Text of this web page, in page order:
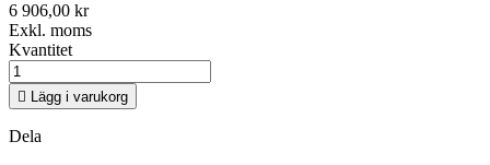
6 906,00 kr
Exkl. moms
Kvantitet
 Lägg i varukorg
Dela